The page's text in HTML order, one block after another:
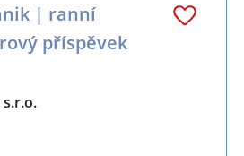
| ranní
příspěvek